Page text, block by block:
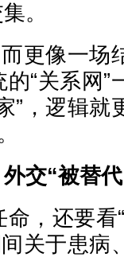
。
更像一场
“关系网”
”，逻辑就
交“被替
，还要看
关于患病